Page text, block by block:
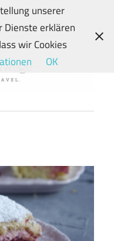
unserer
Dienste erklären
wir Cookies
OK